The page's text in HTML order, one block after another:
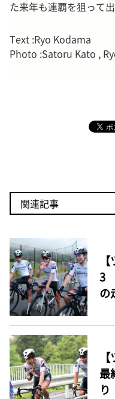
た来年も連覇を狙って
Text :Ryo Kodama
Photo :Satoru Kato ,
関連記事
3
の
最
り